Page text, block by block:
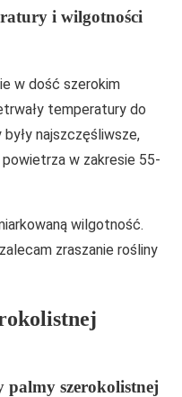
i wilgotności
w dość szerokim
temperatury do
były najszczęśliwsze,
w zakresie 55-
wilgotność.
zraszanie rośliny
szerokolistnej